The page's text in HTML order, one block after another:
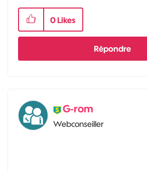
0 Likes
Répondre
G-rom
Webconseiller